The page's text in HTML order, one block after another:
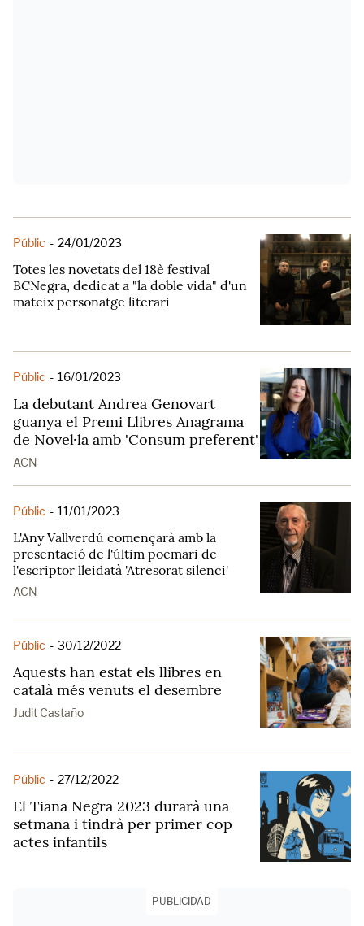
Públic - 24/01/2023
Totes les novetats del 18è festival
BCNegra, dedicat a "la doble vida" d'un
mateix personatge literari
Públic - 16/01/2023
La debutant Andrea Genovart
guanya el Premi Llibres Anagrama
de Novel·la amb 'Consum preferent'
ACN
Públic - 11/01/2023
L'Any Vallverdú començarà amb la
presentació de l'últim poemari de
l'escriptor lleidatà 'Atresorat silenci'
ACN
Públic - 30/12/2022
Aquests han estat els llibres en
català més venuts el desembre
Judit Castaño
Públic - 27/12/2022
El Tiana Negra 2023 durarà una
setmana i tindrà per primer cop
actes infantils
PUBLICIDAD